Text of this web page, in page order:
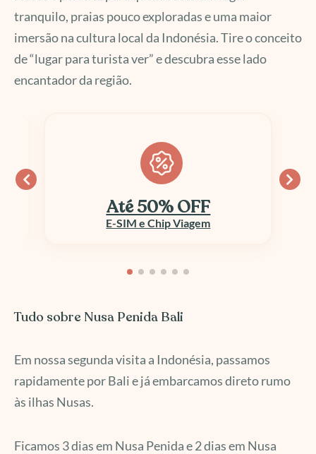
tranquilo, praias pouco exploradas e uma maior
imersão na cultura local da Indonésia. Tire o conceito
de “lugar para turista ver” e descubra esse lado
encantador da região.
Até 50% OFF
E-SIM e Chip Viagem
Tudo sobre Nusa Penida Bali
Em nossa segunda visita a Indonésia, passamos
rapidamente por Bali e já embarcamos direto rumo
às ilhas Nusas.
Ficamos 3 dias em Nusa Penida e 2 dias em Nusa